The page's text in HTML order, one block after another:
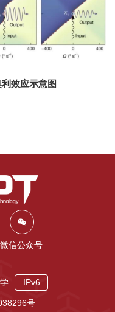
效应示意图
微信公众号
IPv6
号